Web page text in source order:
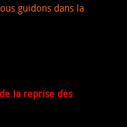
guidons dans la
la reprise des